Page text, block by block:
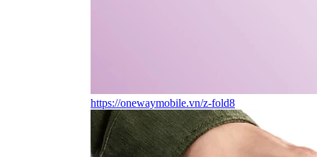
https://onewaymobile.vn/z-fold8